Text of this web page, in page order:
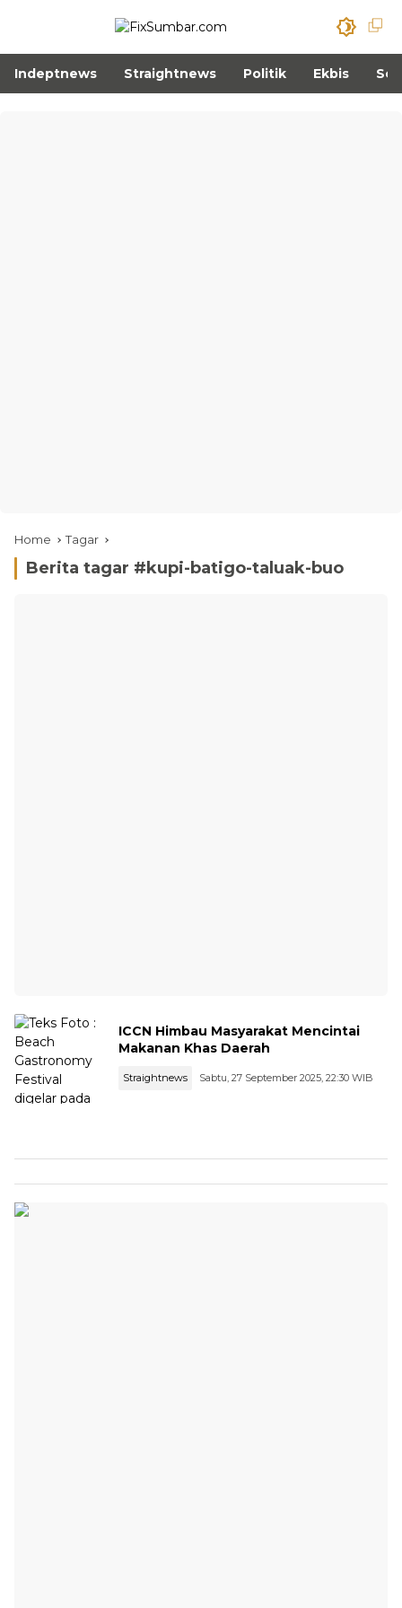
Indeptnews Straightnews Politik Ekbis
Home Tagar
Berita tagar #kupi-batigo-taluak-buo
ICCN Himbau Masyarakat Mencintai
Makanan Khas Daerah
Straightnews Sabtu, 27 September 2025, 22:30 WIB